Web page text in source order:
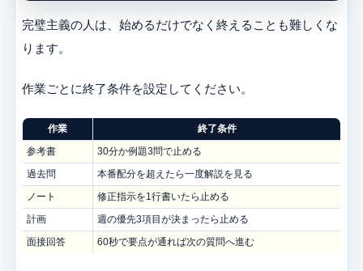
完璧主義の人は、始めるだけでなく終えることも難しくな
ります。
作業ごとに終了条件を設定してください。
作業
終了条件
参考書
30分か例題3問で止める
過去問
本番配分を超えたら一度解説を見る
ノート
修正指示を1行書いたら止める
計画
週の優先3項目が決まったら止める
面接回答
60秒で要点が通れば次の質問へ進む